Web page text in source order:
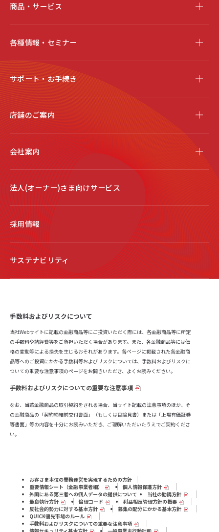
商品・サービス
各種情報・セミナー
サポート・お手続き
店舗のご案内
会社案内
法人(オーナー)さま向けサービス
採用情報
サステナビリティ
手数料およびリスクについて
当社Webサイトに記載の金融商品等にご投資いただく際には、各金融商品等に所定
の手数料や諸経費等をご負担いただく場合があります。また、各金融商品等には価
格の変動等による損失を生じるおそれがあります。各ページに掲載された各金融商
品等へのご投資にかかる手数料等およびリスクについては、手数料およびリスクに
ついての重要な注意事項のページをお開きいただき、よくお読みください。
手数料およびリスクについての重要な注意事項
なお、当該金融商品の取引契約をされる場合、当サイト記載の注意事項のほか、そ
の金融商品の「契約締結前交付書面」（もしくは目論見書）または「上場有価証券
等書面」等の内容を十分にお読みいただき、ご理解いただいたうえでご契約くださ
い。
お客さま本位の業務運営を実現するための方針
重要情報シート（⾦融事業者編）
個人情報保護方針
外国にある第三者への個人データの提供について
当社の勧誘方針
最良執行方針
倫理コード
利益相反管理方針の概要
反社会的勢力に対する基本方針
募集の配分にかかる基本方針
QUICK優先市場のルール
手数料およびリスクについての重要な注意事項